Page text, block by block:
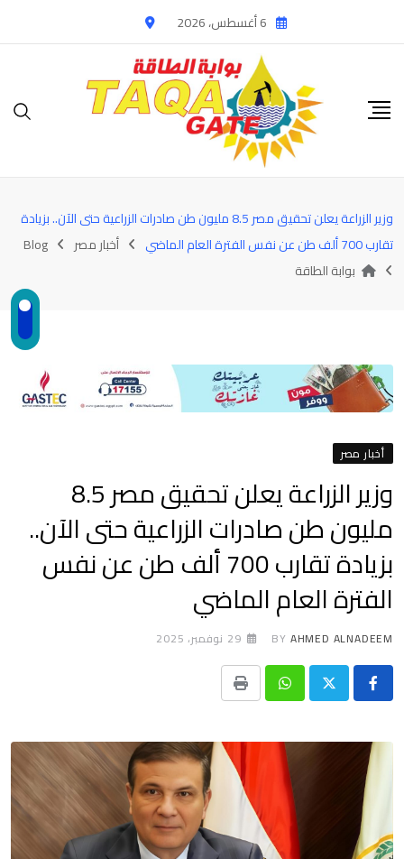
to
6 أغسطس، 2026
وزير الزراعة يعلن تحقيق مصر 8.5 مليون طن صادرات الزراعية حتى الآن.. بزيادة
تقارب 700 ألف طن عن نفس الفترة العام الماضي
أخبار مصر
Blog
بوابة الطاقة
أخبار مصر
وزير الزراعة يعلن تحقيق مصر 8.5
مليون طن صادرات الزراعية حتى الآن..
بزيادة تقارب 700 ألف طن عن نفس
الفترة العام الماضي
BY AHMED ALNADEEM 29 نوفمبر، 2025
Whatsapp
Print